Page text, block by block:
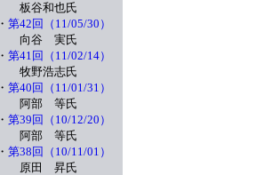
板谷和也氏
・ 第42回（11/05/30）
向谷 実氏
・ 第41回（11/02/14）
牧野浩志氏
・ 第40回（11/01/31）
阿部 等氏
・ 第39回（10/12/20）
阿部 等氏
・ 第38回（10/11/01）
原田 昇氏